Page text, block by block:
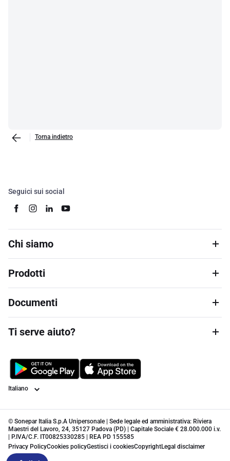
Torna indietro
Seguici sui social
Chi siamo
Prodotti
Documenti
Ti serve aiuto?
Lingua
© Sonepar Italia S.p.A Unipersonale | Sede legale ed amministrativa: Riviera
Maestri del Lavoro, 24, 35127 Padova (PD) | Capitale Sociale € 28.000.000 i.v.
| P.IVA/C.F. IT00825330285 | REA PD 155585
Privacy PolicyCookies policyGestisci i cookiesCopyrightLegal disclaimer